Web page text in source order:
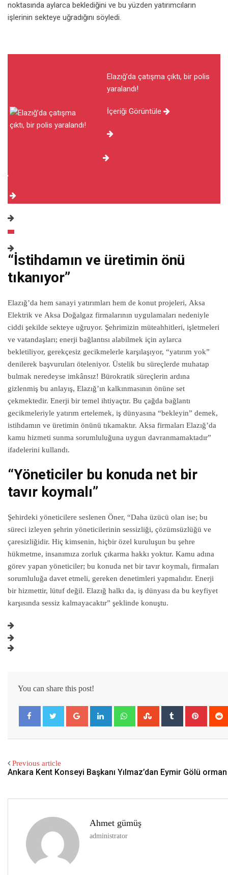
noktasında aylarca beklediğini ve bu yüzden yatırımcıların
işlerinin sekteye uğradığını söyledi.
Elazığ’da çatışma çıktı, bir polis
yaralandı!
İçeriği Görüntüle
“İstihdamın ve üretimin önü
tıkanıyor”
Elazığ’da hem sanayi yatırımları hem de konut projeleri, Aksa
Elektrik ve Aksa Doğalgaz firmalarının uygulamaları nedeniyle
ciddi şekilde sekteye uğruyor. Şehrimizin müteahhitleri, işletmeleri
ve vatandaşları; enerji bağlantısı alabilmek için aylarca
bekletiliyor, gerekçesiz gecikmelerle karşılaşıyor, “yatırım yok”
denilerek başvuruları öteleniyor. Üstelik bu süreçlerde muhatap
bulmak neredeyse imkânsız! Bürokratik süreçlerin ardına
gizlenmiş bu anlayış, Elazığ’ın kalkınmasının önüne set
çekmektedir. Enerji bir temel ihtiyaçtır. Bu çağda bağlantı
gecikmeleriyle yatırım ertelemek, iş dünyasına “bekleyin” demek,
istihdamın ve üretimin önünü tıkamaktır. Aksa firmaları Elazığ’da
kamu hizmeti sunma sorumluluğuna uygun davranmamaktadır”
ifadelerini kullandı.
“Yöneticiler bu konuda net bir
tavır koymalı”
Şehirdeki yöneticilere seslenen Öner, “Daha üzücü olan ise; bu
süreci izleyen şehrin yöneticilerinin sessizliği, çözümsüzlüğü ve
çaresizliğidir. Hiç kimsenin, hiçbir özel kuruluşun bu şehre
hükmetme, insanımıza zorluk çıkarma hakkı yoktur. Kamu adına
görev yapan yöneticiler; bu konuda net bir tavır koymalı, firmaları
sorumluluğa davet etmeli, gereken denetimleri yapmalıdır. Enerji
bir hizmettir, lütuf değil. Elazığ halkı da, iş dünyası da bu keyfiyet
karşısında sessiz kalmayacaktır” şeklinde konuştu.
You can share this post!
Previous article
Ankara Kent Konseyi Başkanı Yılmaz’dan Eymir Gölü
Ahmet gümüş
administrator